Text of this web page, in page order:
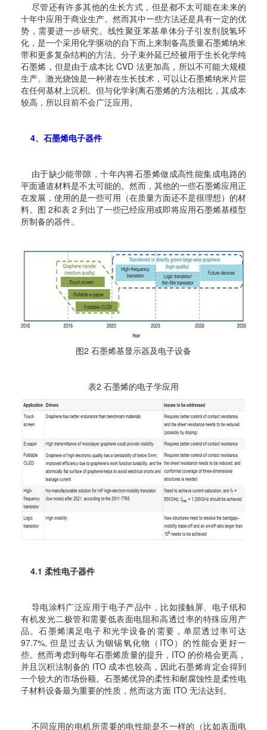
尽管还有许多其他的生长方式，但是都不太可能在未来的
十年中应用于商业生产。然而其中一些方法还是具有一定的优
势，需要进一步研究。线性聚亚苯基单体分子引发剂脱氢环
化，是一个采用化学驱动的自下而上来制备高质量石墨烯纳米
带和更多复杂结构的方法。 分子束外延已经被用于生长化学纯
石墨烯，但是由于成本比 CVD 法更加高，所以不可能大规模
生产。激光烧蚀是一种潜在生长技术，可以让石墨烯纳米片层
在任何基材上沉积。但与化学剥离石墨烯的方法相比，其成本
较高，所以目前不会广泛应用。
4、石墨烯电子器件
由于缺少能带隙，十年内将石墨烯做成高性能集成电路的
平面通道材料是不太可能的。然而，其他的一些石墨烯应用正
在发展，使用的是一些可用（在质量方面还不是很理想）的材
料。图 2和表 2 列出了一些已经应用或即将应用石墨烯基模型
所制备的器件。
图2 石墨烯基显示器及电子设备
表2 石墨烯的电子学应用
4.1 柔性电子器件
导电涂料广泛应用于电子产品中，比如接触屏、电子纸和
有机发光二极管和需要低表面电阻和高透过率的特殊应用产
品。石墨烯满足电子和光学设备的需要，单层透过率可达
97.7%, 但是过去认为铟锡氧化物（ITO）的性能会更好一
些。然而考虑到每年石墨烯质量的提升，ITO 的价格会更高，
并且沉积法制备的 ITO 成本也较高，因此石墨烯肯定会得到
一个较大的市场份额。石墨烯优异的柔性和耐腐蚀性是柔性电
子材料设备最为重要的性质，然而这方面 ITO 无法达到。
不同应用的电机所需要的电性能是不一样的（比如表面电